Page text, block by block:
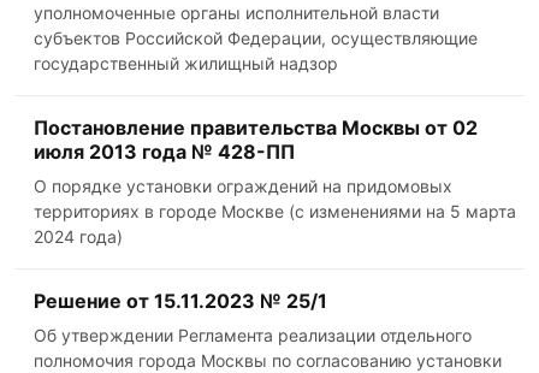
уполномоченные органы исполнительной власти
субъектов Российской Федерации, осуществляющие
государственный жилищный надзор
Постановление правительства Москвы от 02
июля 2013 года № 428-ПП
О порядке установки ограждений на придомовых
территориях в городе Москве (с изменениями на 5 марта
2024 года)
Решение от 15.11.2023 № 25/1
Об утверждении Регламента реализации отдельного
полномочия города Москвы по согласованию установки